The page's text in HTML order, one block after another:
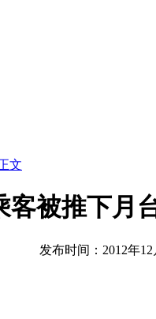
文
客被推下月
发布时间：2012年12